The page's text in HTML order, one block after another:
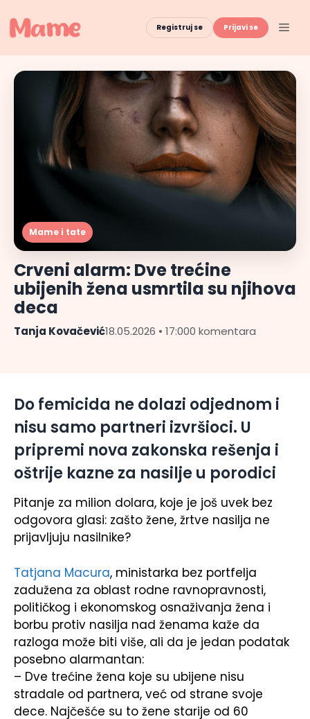
to
content
Registruj se Prijavi se
Mame i tate
Crveni alarm: Dve trećine
ubijenih žena usmrtila su njihova
deca
Tanja Kovačević18.05.2026 • 17:000 komentara
Do femicida ne dolazi odjednom i
nisu samo partneri izvršioci. U
pripremi nova zakonska rešenja i
oštrije kazne za nasilje u porodici
Pitanje za milion dolara, koje je još uvek bez
odgovora glasi: zašto žene, žrtve nasilja ne
prijavljuju nasilnike?
Tatjana Macura, ministarka bez portfelja
zadužena za oblast rodne ravnopravnosti,
političkog i ekonomskog osnaživanja žena i
borbu protiv nasilja nad ženama kaže da
razloga može biti više, ali da je jedan podatak
posebno alarmantan:
– Dve trećine žena koje su ubijene nisu
stradale od partnera, već od strane svoje
dece. Najčešće su to žene starije od 60